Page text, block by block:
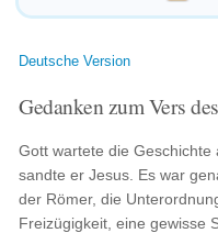
Deutsche Version
Gedanken zum Vers
Gott wartete die Geschichte
sandte er Jesus. Es war
der Römer, die
Freizügigkeit, eine gewisse